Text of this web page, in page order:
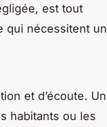
est tout
qui nécessitent un
et d’écoute. Un
habitants ou les